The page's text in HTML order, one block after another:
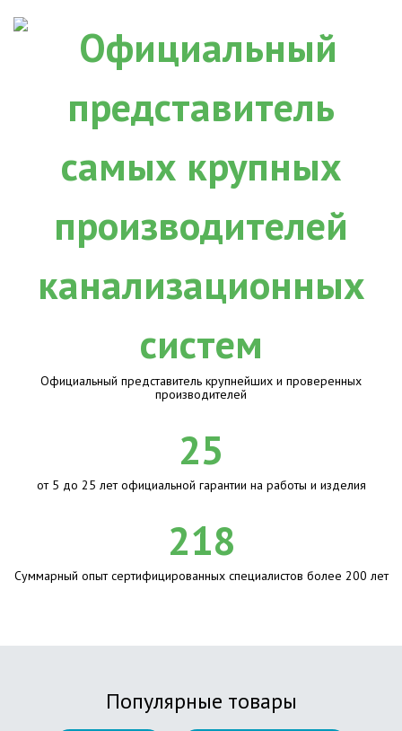
Официальный представитель крупнейших и проверенных
производителей
25
от 5 до 25 лет официальной гарантии на работы и изделия
218
Суммарный опыт сертифицированных специалистов более 200 лет
Популярные товары